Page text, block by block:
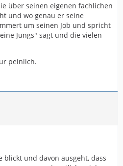
über seinen eigenen fachlichen
und wo genau er seine
um seinen Job und spricht
Jungs" sagt und die vielen
peinlich.
blickt und davon ausgeht, dass